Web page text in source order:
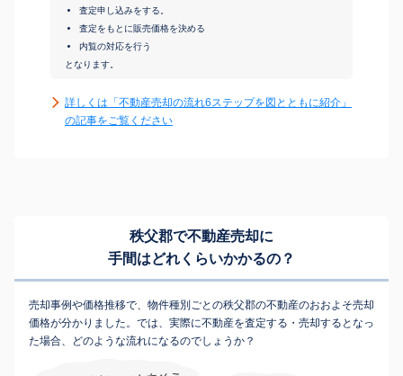
査定申し込みをする。
査定をもとに販売価格を決める
内覧の対応を行う
となります。
詳しくは「不動産売却の流れ6ステップを図とともに紹介」
の記事をご覧ください
秩父郡で不動産売却に
手間はどれくらいかかるの？
売却事例や価格推移で、物件種別ごとの秩父郡の不動産のおおよそ売却
価格が分かりました。では、実際に不動産を査定する・売却するとなっ
た場合、どのような流れになるのでしょうか？